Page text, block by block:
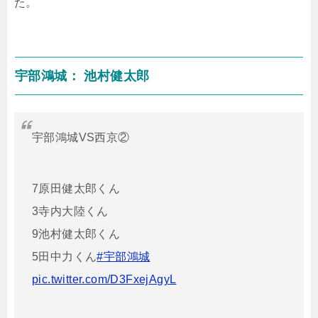
宇部鴻城： 池村健太郎
宇部鴻城VS西京②
7原田健太郎くん
3寺内大陸くん
9池村健太郎くん
5田中力くん#宇部鴻城
pic.twitter.com/D3FxejAgyL